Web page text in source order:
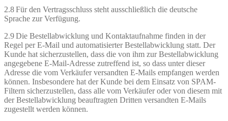
2.8 Für den Vertragsschluss steht ausschließlich die deutsche
Sprache zur Verfügung.
2.9 Die Bestellabwicklung und Kontaktaufnahme finden in der
Regel per E-Mail und automatisierter Bestellabwicklung statt. Der
Kunde hat sicherzustellen, dass die von ihm zur Bestellabwicklung
angegebene E-Mail-Adresse zutreffend ist, so dass unter dieser
Adresse die vom Verkäufer versandten E-Mails empfangen werden
können. Insbesondere hat der Kunde bei dem Einsatz von SPAM-
Filtern sicherzustellen, dass alle vom Verkäufer oder von diesem mit
der Bestellabwicklung beauftragten Dritten versandten E-Mails
zugestellt werden können.